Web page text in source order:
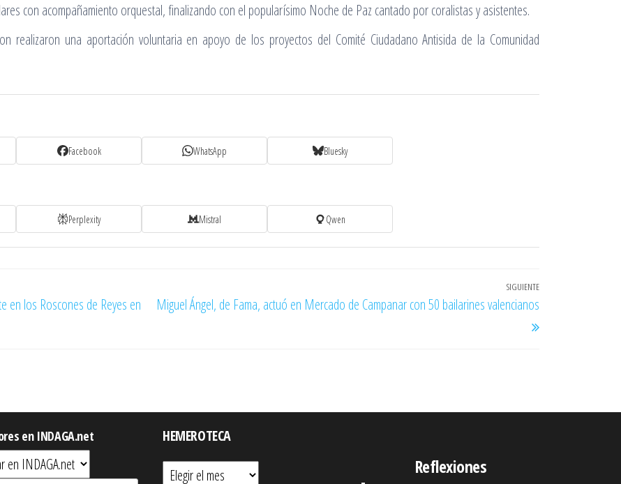
con acompañamiento orquestal, finalizando con el popularísimo Noche de Paz cantado por coralistas y asistentes.
realizaron una aportación voluntaria en apoyo de los proyectos del Comité Ciudadano Antisida de la Comunidad
Facebook WhatsApp Bluesky
Perplexity Mistral Qwen
en los Roscones de Reyes en
Entrada
SIGUIENTE
Miguel Ángel, de Fama, actuó en Mercado de Campanar con 50 bailarines valencianos
en INDAGA.net
HEMEROTECA
Hemeroteca
Reflexiones